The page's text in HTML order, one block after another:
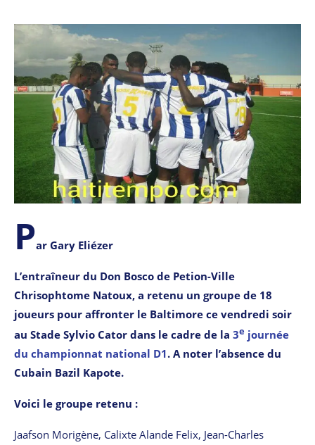
Par Gary Eliézer
L’entraîneur du Don Bosco de Petion-Ville
Chrisophtome Natoux, a retenu un groupe de 18
joueurs pour affronter le Baltimore ce vendredi soir
au Stade Sylvio Cator dans le cadre de la 3e journée
du championnat national D1. A noter l’absence du
Cubain Bazil Kapote.
Voici le groupe retenu :
Jaafson Morigène, Calixte Alande Felix, Jean-Charles